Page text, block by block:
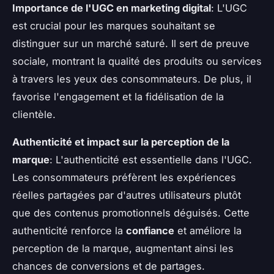
Importance de l'UGC en marketing digital: L'UGC
est crucial pour les marques souhaitant se
distinguer sur un marché saturé. Il sert de preuve
sociale, montrant la qualité des produits ou services
à travers les yeux des consommateurs. De plus, il
favorise l'engagement et la fidélisation de la
clientèle.
Authenticité et impact sur la perception de la
marque: L'authenticité est essentielle dans l'UGC.
Les consommateurs préfèrent les expériences
réelles partagées par d'autres utilisateurs plutôt
que des contenus promotionnels déguisés. Cette
authenticité renforce la confiance et améliore la
perception de la marque, augmentant ainsi les
chances de conversions et de partages.